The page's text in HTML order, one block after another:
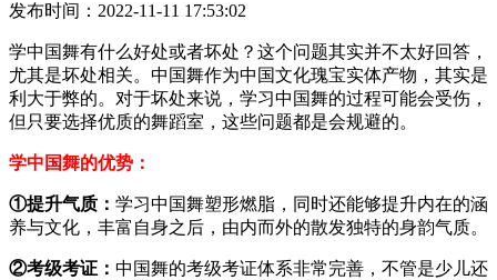
发布时间：2022-11-11 17:53:02
学中国舞有什么好处或者坏处？这个问题其实并不太好回答，
尤其是坏处相关。中国舞作为中国文化瑰宝实体产物，其实是
利大于弊的。对于坏处来说，学习中国舞的过程可能会受伤，
但只要选择优质的舞蹈室，这些问题都是会规避的。
学中国舞的优势：
①提升气质： 学习中国舞塑形燃脂，同时还能够提升内在的涵
养与文化，丰富自身之后，由内而外的散发独特的身韵气质。
②考级考证： 中国舞的考级考证体系非常完善，不管是少儿还